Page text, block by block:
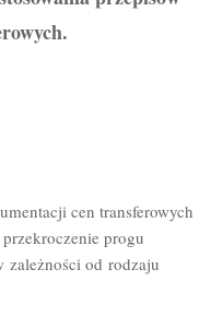
cen transferowych
progu
zależności od rodzaju